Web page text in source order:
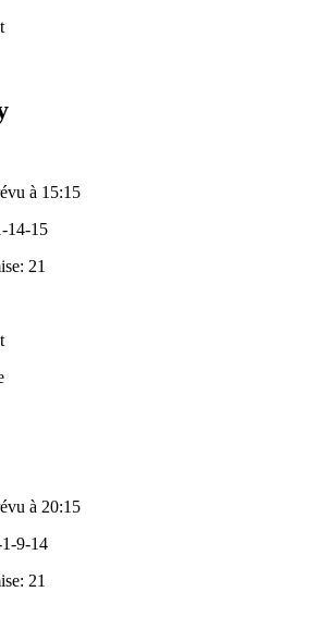
à 15:15
14-15
21
à 20:15
9-14
21